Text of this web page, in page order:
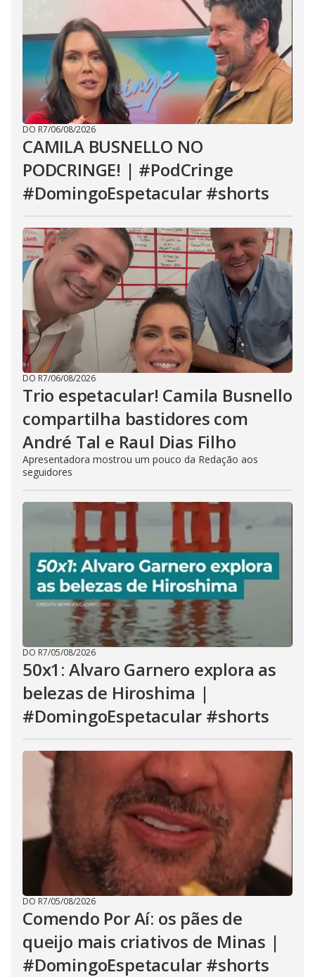
DO R7/06/08/2026
CAMILA BUSNELLO NO
PODCRINGE! | #PodCringe
#DomingoEspetacular #shorts
DO R7/06/08/2026
Trio espetacular! Camila Busnello
compartilha bastidores com
André Tal e Raul Dias Filho
Apresentadora mostrou um pouco da Redação aos
seguidores
DO R7/05/08/2026
50x1: Alvaro Garnero explora as
belezas de Hiroshima |
#DomingoEspetacular #shorts
DO R7/05/08/2026
Comendo Por Aí: os pães de
queijo mais criativos de Minas |
#DomingoEspetacular #shorts